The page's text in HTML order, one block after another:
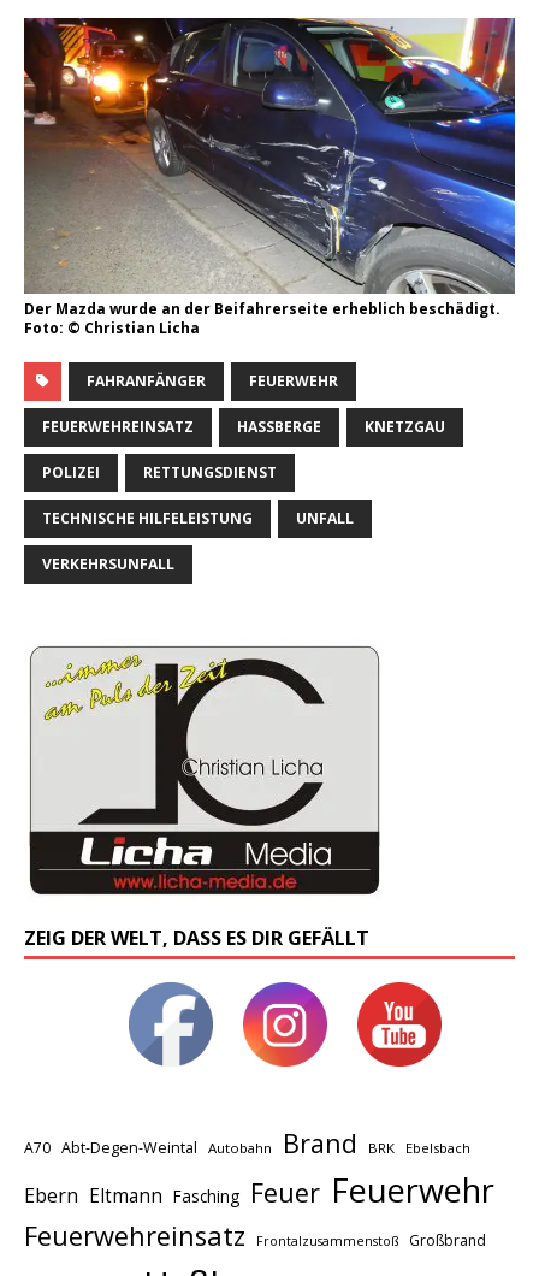
Der Mazda wurde an der Beifahrerseite erheblich beschädigt.
Foto: © Christian Licha
FAHRANFÄNGER FEUERWEHR
FEUERWEHREINSATZ HASSBERGE KNETZGAU
POLIZEI RETTUNGSDIENST
TECHNISCHE HILFELEISTUNG UNFALL
VERKEHRSUNFALL
ZEIG DER WELT, DASS ES DIR GEFÄLLT
A70 Abt-Degen-Weintal Autobahn Brand BRK Ebelsbach
Ebern Eltmann Fasching Feuer Feuerwehr
Feuerwehreinsatz Frontalzusammenstoß Großbrand